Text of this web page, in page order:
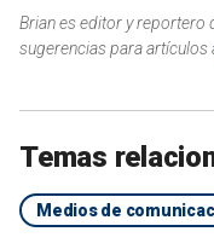
Brian es editor y reportero
sugerencias para artículos
Temas
Medios de